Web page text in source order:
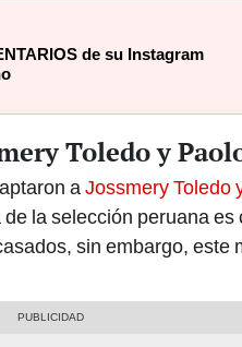
de su Instagram
Toledo y
a Jossmery Toledo
la selección peruana
sin embargo, este